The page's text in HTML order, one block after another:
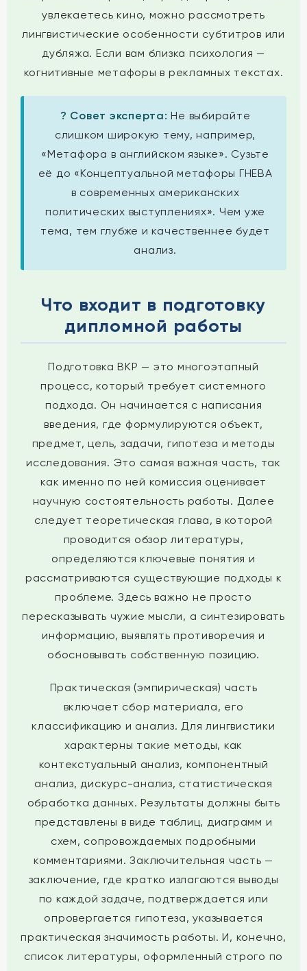
увлекаетесь кино, можно рассмотреть
лингвистические особенности субтитров или
дубляжа. Если вам близка психология —
когнитивные метафоры в рекламных текстах.
? Совет эксперта: Не выбирайте
слишком широкую тему, например,
«Метафора в английском языке». Сузьте
её до «Концептуальной метафоры ГНЕВА
в современных американских
политических выступлениях». Чем уже
тема, тем глубже и качественнее будет
анализ.
Что входит в подготовку
дипломной работы
Подготовка ВКР — это многоэтапный
процесс, который требует системного
подхода. Он начинается с написания
введения, где формулируются объект,
предмет, цель, задачи, гипотеза и методы
исследования. Это самая важная часть, так
как именно по ней комиссия оценивает
научную состоятельность работы. Далее
следует теоретическая глава, в которой
проводится обзор литературы,
определяются ключевые понятия и
рассматриваются существующие подходы к
проблеме. Здесь важно не просто
пересказывать чужие мысли, а синтезировать
информацию, выявлять противоречия и
обосновывать собственную позицию.
Практическая (эмпирическая) часть
включает сбор материала, его
классификацию и анализ. Для лингвистики
характерны такие методы, как
контекстуальный анализ, компонентный
анализ, дискурс-анализ, статистическая
обработка данных. Результаты должны быть
представлены в виде таблиц, диаграмм и
схем, сопровождаемых подробными
комментариями. Заключительная часть —
заключение, где кратко излагаются выводы
по каждой задаче, подтверждается или
опровергается гипотеза, указывается
практическая значимость работы. И, конечно,
список литературы, оформленный строго по